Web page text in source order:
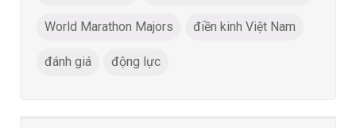
World Marathon Majors điền kinh Việt Nam
đánh giá động lực